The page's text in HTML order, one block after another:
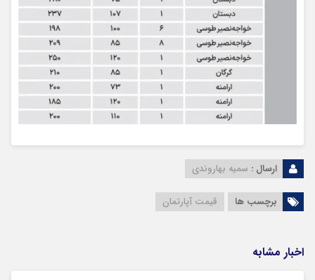
ارسال : سمیه بهاروندی
برچسب ها قیمت آپارتمان‌
اخبار مشابه